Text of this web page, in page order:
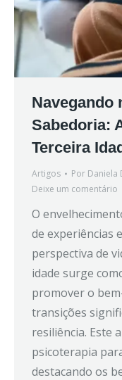
Navegando
Sabedoria:
Terceira
Artigos Por Daniela
Deixe um comentário
O
de experiências
perspectiva de
idade surge
promover o
transições
resiliência. Este
psicoterapia
destacando os